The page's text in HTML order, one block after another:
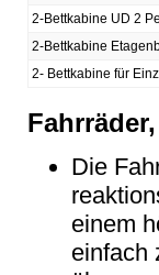
2-Bettkabine UD 2
2-Bettkabine
2- Bettkabine für
Die
einem
einfach